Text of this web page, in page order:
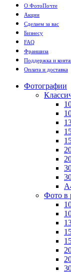
О ФотоПочте
Акции
Сделаем за вас
Бизнесу
FAQ
Франшиза
Поддержка и
Оплата и доставка
Фотографии
Фото в